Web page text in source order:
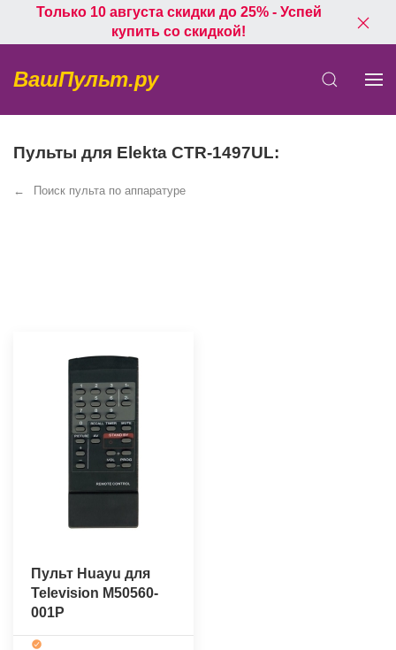
Только 10 августа скидки до 25% - Успей
купить со скидкой!
ВашПульт.ру
Пульты для Elekta CTR-1497UL:
Поиск пульта по аппаратуре
Пульт Huayu для
Television M50560-
001P